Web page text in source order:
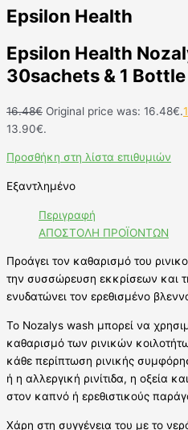
Epsilon Health
Epsilon Health
30sachets & 1 Bottle
16.48€ Original price was: 16.48€.
13.90€.
Προσθήκη στη λίστα επιθυμιών
Εξαντλημένο
Περιγραφή
ΑΠΟΣΤΟΛΗ ΠΡΟΪΟΝΤΩΝ
Προάγει τον καθαρισμό του
την συσσώρευση εκκρίσεων και
ενυδατώνει τον ερεθισμένο
Το Nozalys wash μπορεί να
καθαρισμό των ρινικών
κάθε περίπτωση ρινικής
ή η αλλεργική ρινίτιδα, η οξεία
στον καπνό ή ερεθιστικούς
Χάρη στη συγγένεια του με το